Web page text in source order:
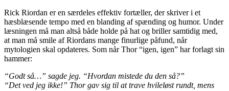
Rick Riordan er en særdeles effektiv fortæller, der skriver i et
hæsblæsende tempo med en blanding af spænding og humor. Under
læsningen må man altså både holde på hat og briller samtidig med,
at man må smile af Riordans mange finurlige påfund, når
mytologien skal opdateres. Som når Thor “igen, igen” har forlagt sin
hammer:
“Godt så…” sagde jeg. “Hvordan mistede du den så?”
“Det ved jeg ikke!” Thor gav sig til at trave hvileløst rundt, mens